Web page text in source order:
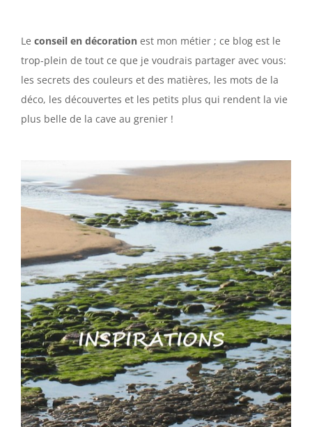
Le conseil en décoration est mon métier ; ce blog est le
trop-plein de tout ce que je voudrais partager avec vous:
les secrets des couleurs et des matières, les mots de la
déco, les découvertes et les petits plus qui rendent la vie
plus belle de la cave au grenier !